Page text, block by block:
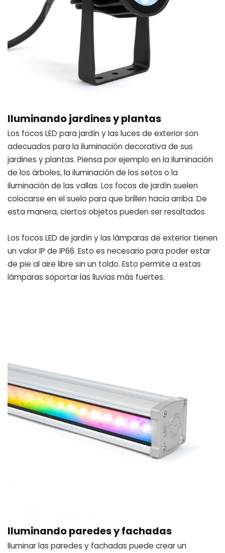
Iluminando jardines y plantas
Los focos LED para jardín y las luces de exterior son
adecuados para la iluminación decorativa de sus
jardines y plantas. Piensa por ejemplo en la iluminación
de los árboles, la iluminación de los setos o la
iluminación de las vallas. Los focos de jardín suelen
colocarse en el suelo para que brillen hacia arriba. De
esta manera, ciertos objetos pueden ser resaltados.
Los focos LED de jardín y las lámparas de exterior tienen
un valor IP de IP66. Esto es necesario para poder estar
de pie al aire libre sin un toldo. Esto permite a estas
lámparas soportar las lluvias más fuertes.
Iluminando paredes y fachadas
Iluminar las paredes y fachadas puede crear un